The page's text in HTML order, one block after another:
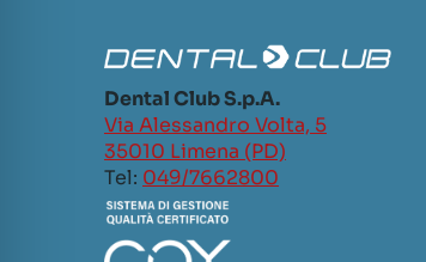
Dental Club S.p.A.
Via Alessandro Volta, 5
35010 Limena (PD)
Tel: 049/7662800